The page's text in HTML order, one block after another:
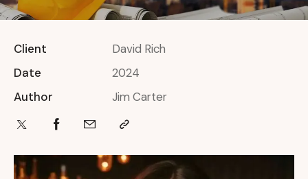
Client
David Rich
Date
2024
Author
Jim Carter